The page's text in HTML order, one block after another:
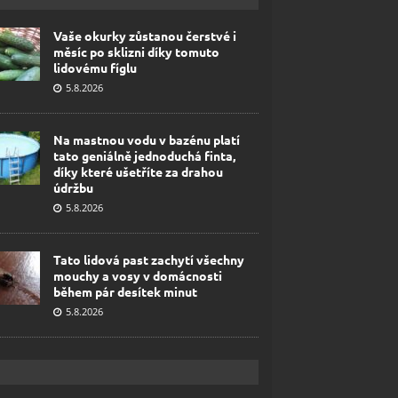
Vaše okurky zůstanou čerstvé i
měsíc po sklizni díky tomuto
lidovému fíglu
5.8.2026
Na mastnou vodu v bazénu platí
tato geniálně jednoduchá finta,
díky které ušetříte za drahou
údržbu
5.8.2026
Tato lidová past zachytí všechny
mouchy a vosy v domácnosti
během pár desítek minut
5.8.2026